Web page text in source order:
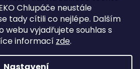
Chlupáče neustále
tady cítili co nejlépe. Dalším
vyjadřujete souhlas s
informací zde.
Vytvořil Shoptet